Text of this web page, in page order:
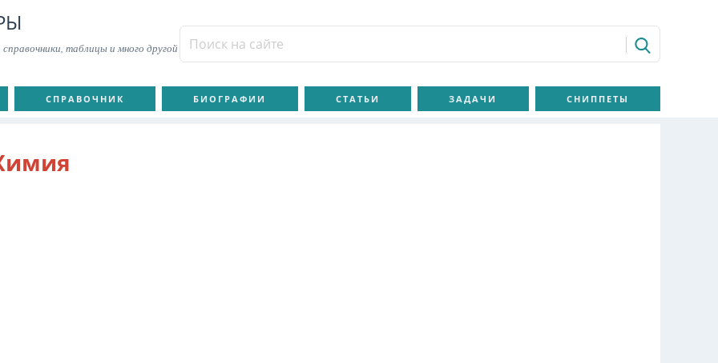
таблицы и много другой
СПРАВОЧНИК БИОГРАФИИ СТАТЬИ ЗАДАЧИ СНИППЕТЫ